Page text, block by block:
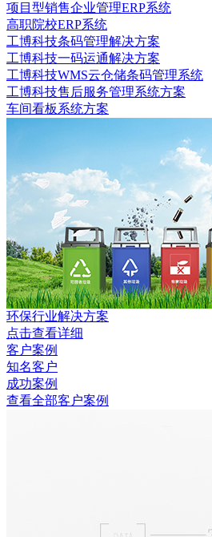
项目型销售企业管理ERP系统
高职院校ERP系统
工博科技条码管理解决方案
工博科技一码运通解决方案
工博科技WMS云仓储条码管理系统
工博科技售后服务管理系统方案
车间看板系统方案
环保行业解决方案
点击查看详细
客户案例
知名客户
成功案例
查看全部客户案例